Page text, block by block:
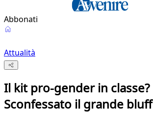
Abbonati
Attualità
Il kit pro-gender in classe?
Sconfessato il grande bluff